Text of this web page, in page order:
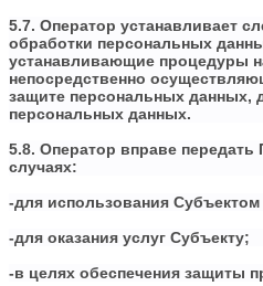
5.7. Оператор устанавливает
обработки персональных
устанавливающие процедуры
непосредственно
защите персональных данных,
персональных данных.
5.8. Оператор вправе
случаях:
-для использования
-для оказания услуг Субъекту;
-в целях обеспечения защиты